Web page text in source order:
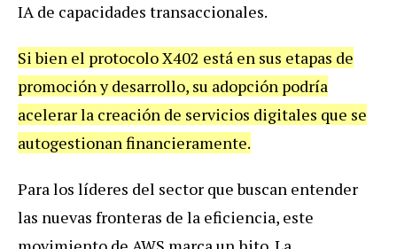
IA de capacidades transaccionales.
Si bien el protocolo X402 está en sus etapas de
promoción y desarrollo, su adopción podría
acelerar la creación de servicios digitales que se
autogestionan financieramente.
Para los líderes del sector que buscan entender
las nuevas fronteras de la eficiencia, este